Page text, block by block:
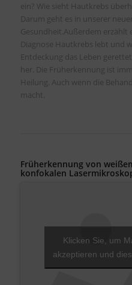
ein? Wie sieht Hautkrebs
Darum geht es in unserer
Gesundheit.Außerdem erzählt
Diagnose Hautkrebs lebt und
Entdeckung das Leben
her. Die Früherkennung ist
Heilung. Auch wenn die
macht.
Früherkennung von
konfokalen
Klicken Sie, um
akzeptieren und